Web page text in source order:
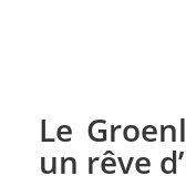
Le
un rêve